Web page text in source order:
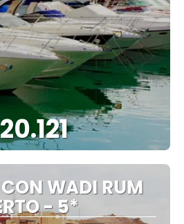
Ver
WADI RUM
- 5*